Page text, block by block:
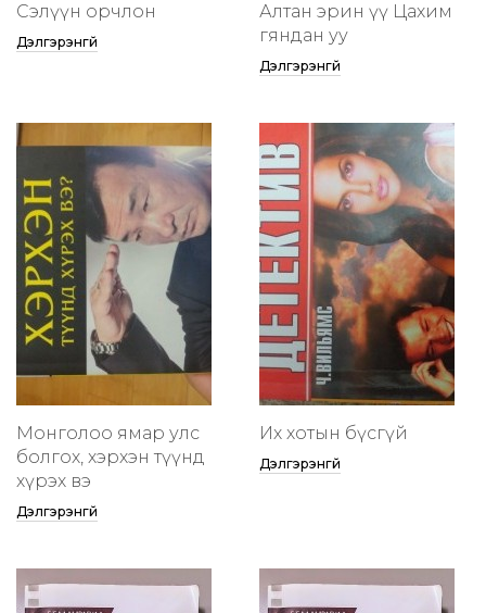
Сэлүүн орчлон
Дэлгэрэнгүй
Алтан эрин үү Цахим
гяндан уу
Дэлгэрэнгүй
Монголоо ямар улс
болгох, хэрхэн түүнд
хүрэх вэ
Дэлгэрэнгүй
Их хотын бүсгүй
Дэлгэрэнгүй